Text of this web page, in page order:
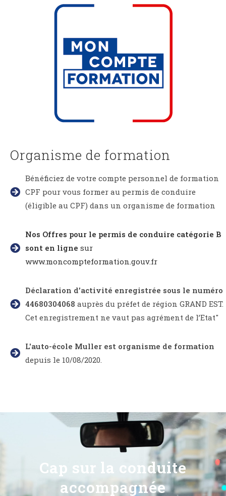
Organisme de formation
Bénéficiez de votre compte personnel de formation
CPF pour vous former au permis de conduire
(éligible au CPF) dans un organisme de formation
Nos Offres pour le permis de conduire catégorie B
sont en ligne sur
www.moncompteformation.gouv.fr
Déclaration d’activité enregistrée sous le numéro
44680304068 auprès du préfet de région GRAND EST.
Cet enregistrement ne vaut pas agrément de l’Etat"
L'auto-école Muller est organisme de formation
depuis le 10/08/2020.
Cap sur la conduite
accompagnée